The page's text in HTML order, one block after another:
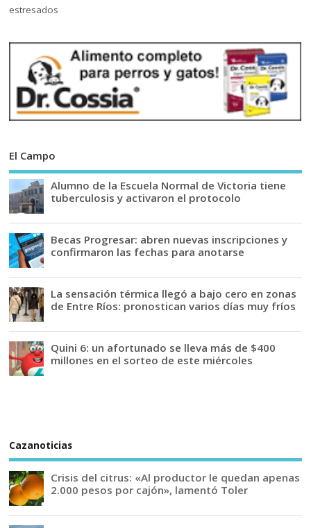
El Campo
Alumno de la Escuela Normal de Victoria tiene
tuberculosis y activaron el protocolo
Becas Progresar: abren nuevas inscripciones y
confirmaron las fechas para anotarse
La sensación térmica llegó a bajo cero en zonas
de Entre Ríos: pronostican varios días muy fríos
Quini 6: un afortunado se lleva más de $400
millones en el sorteo de este miércoles
Cazanoticias
Crisis del citrus: «Al productor le quedan apenas
2.000 pesos por cajón», lamentó Toler